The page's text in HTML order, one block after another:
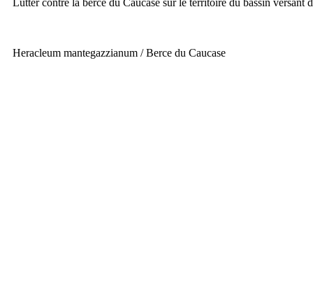
Heracleum mantegazzianum / Berce du Caucase